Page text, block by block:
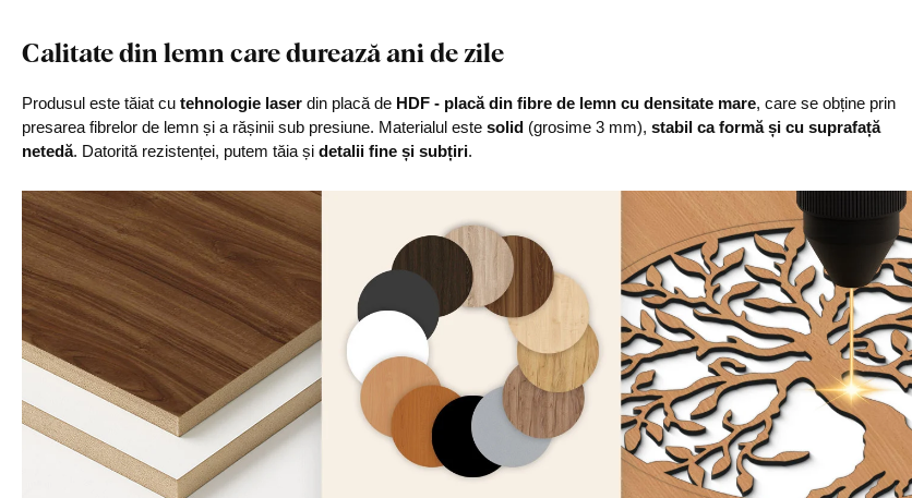
Calitate din lemn care durează ani de zile
Produsul este tăiat cu tehnologie laser din placă de HDF - placă din fibre de lemn cu densitate mare, care se obține prin
presarea fibrelor de lemn și a rășinii sub presiune. Materialul este solid (grosime 3 mm), stabil ca formă și cu suprafață
netedă. Datorită rezistenței, putem tăia și detalii fine și subțiri.